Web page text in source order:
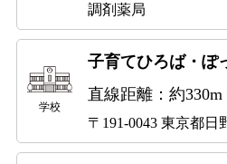
調剤薬局
学校
子育てひろば・ぽ
直線距離：約330m
〒191-0043 東京都日